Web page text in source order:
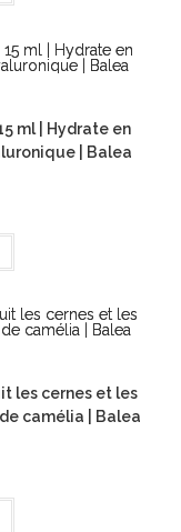
ml | Hydrate en
| Balea
les cernes et les
camélia | Balea